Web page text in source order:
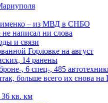
– из МВД в СНБО
не написал ни слова
и связи
Горловке на август
14 ранены
, 6 спец-, 485
больше всего их снова на
кв. км